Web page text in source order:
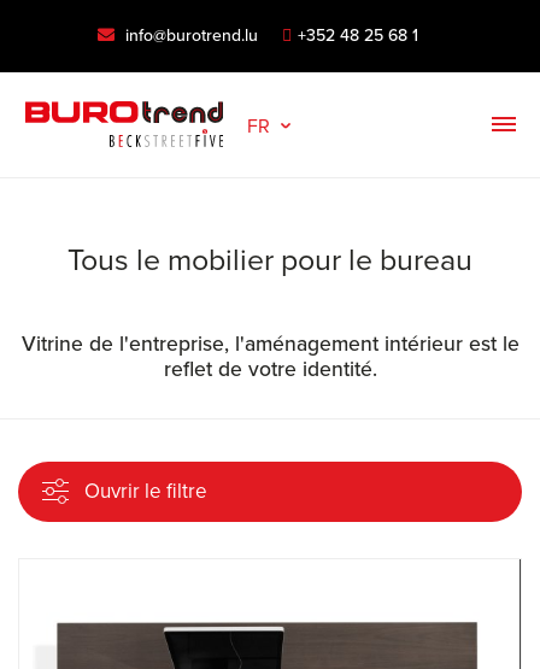
info@burotrend.lu +352 48 25 68 1
FR
Tous le mobilier pour le bureau
Vitrine de l'entreprise, l'aménagement intérieur est le
reflet de votre identité.
Ouvrir le filtre